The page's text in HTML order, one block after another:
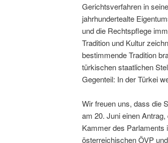
Gerichtsverfahren in
jahrhundertealte
und die Rechtspflege
Tradition und Kultur
bestimmende Tradition
türkischen staatlichen
Gegenteil: In der Türkei
Wir freuen uns, dass die
am 20. Juni einen
Kammer des Parlaments
österreichischen ÖVP